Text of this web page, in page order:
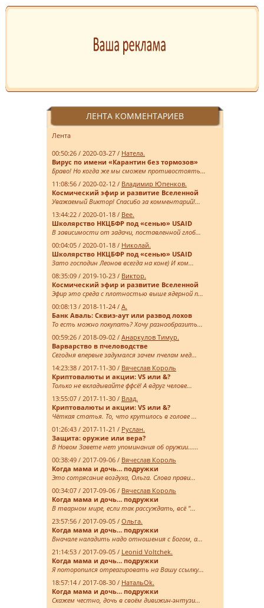
ЛЕНТА КОММЕНТАРИЕВ
Лента
00:50:26 / 2020-03-27 / Натела.
Вирус по имени «Карантин без тормозов»
Браво! Но когда же мы сможем противостоять...
11:08:56 / 2020-02-12 / Владимир Юпенков.
Космический эфир и развитие Вселенной
Уважаемый Виктор! Спасибо за комментарий!...
13:44:22 / 2020-01-18 / Bee.
Школярство НКЦБФР под «сенью» USAID
В зависимости от задачи, поставленной глоб...
00:04:05 / 2020-01-18 / Николай.
Школярство НКЦБФР под «сенью» USAID
Зато господин Леонов всегда на коне) И ком...
08:35:09 / 2019-10-23 / Виктор.
Космический эфир и развитие Вселенной
Эфир это среда с плотностью выше ядерной п...
00:08:13 / 2018-11-24 / А.
Банк Аваль: Сквиз-аут или развод лохов
То есть можно покупать? Хочу разнообразить...
00:59:26 / 2018-09-02 / Анаркулов Тимур.
Варварство в пчеловодстве
Сегодня впервые задумался зачем пчелам мед...
14:23:38 / 2017-11-30 / Вячеслав Король
Криптовалюты и акции: VS или &?
Только не вкладывайте ффсё! А вдруг челове...
13:55:07 / 2017-11-30 / Влад.
Криптовалюты и акции: VS или &?
Чёткая статья. То, что крутилось в голове ...
01:26:43 / 2017-11-21 / Руслан.
Защита: оружие или вера?
В Новом Завете нет упоминания об оружии......
00:38:49 / 2017-09-06 / Вячеслав Король
Когда мама и дочь… подружки
Это сотрясание воздуха, Ольга. Слова прави...
00:34:07 / 2017-09-06 / Вячеслав Король
Когда мама и дочь… подружки
В тварном мире, если так рассуждать, всё "...
23:57:56 / 2017-09-05 / Ольга.
Когда мама и дочь… подружки
Вначале наладить надо отношения с Богом, а...
21:14:53 / 2017-09-05 / Leonid Voltchek.
Когда мама и дочь… подружки
Я поторопился отреагировать на Вашу ссылку...
18:57:14 / 2017-08-30 / НатальOk.
Когда мама и дочь… подружки
Скажем честно, дочь в своём дивижин-энтузи...